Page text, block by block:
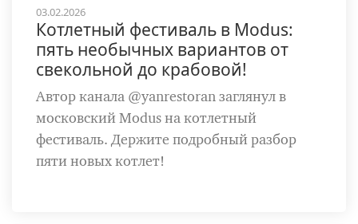
03.02.2026
Котлетный фестиваль в Modus:
пять необычных вариантов от
свекольной до крабовой!
Автор канала @yanrestoran заглянул в
московский Modus на котлетный
фестиваль. Держите подробный разбор
пяти новых котлет!